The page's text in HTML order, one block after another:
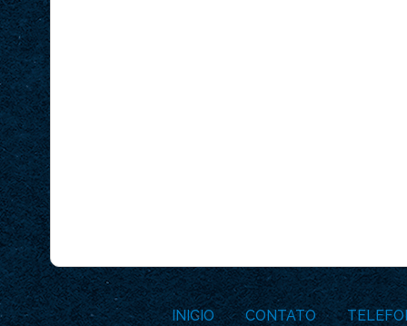
INICIO CONTATO